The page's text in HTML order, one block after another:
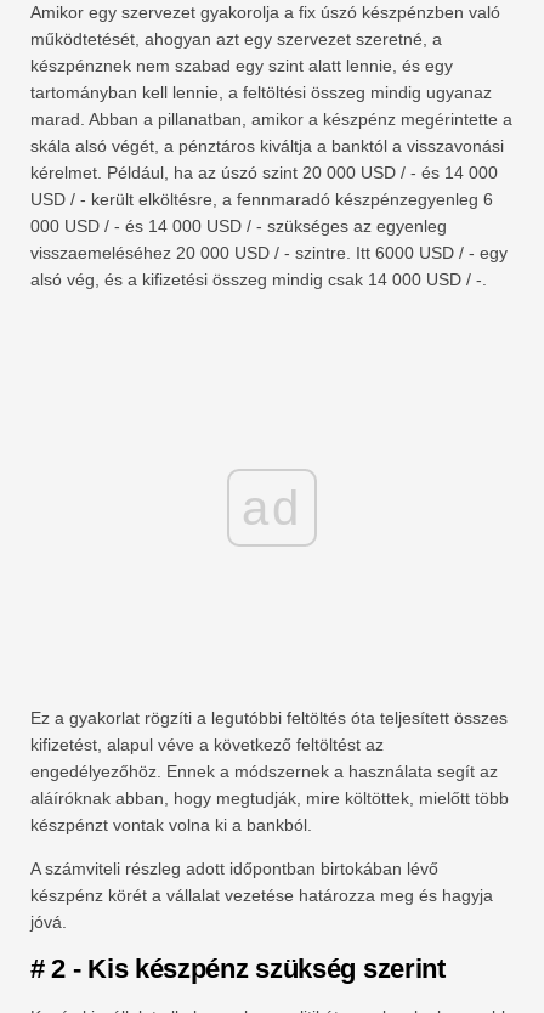
Amikor egy szervezet gyakorolja a fix úszó készpénzben való
működtetését, ahogyan azt egy szervezet szeretné, a
készpénznek nem szabad egy szint alatt lennie, és egy
tartományban kell lennie, a feltöltési összeg mindig ugyanaz
marad. Abban a pillanatban, amikor a készpénz megérintette a
skála alsó végét, a pénztáros kiváltja a banktól a visszavonási
kérelmet. Például, ha az úszó szint 20 000 USD / - és 14 000
USD / - került elköltésre, a fennmaradó készpénzegyenleg 6
000 USD / - és 14 000 USD / - szükséges az egyenleg
visszaemeléséhez 20 000 USD / - szintre. Itt 6000 USD / - egy
alsó vég, és a kifizetési összeg mindig csak 14 000 USD / -.
ad
Ez a gyakorlat rögzíti a legutóbbi feltöltés óta teljesített összes
kifizetést, alapul véve a következő feltöltést az
engedélyezőhöz. Ennek a módszernek a használata segít az
aláíróknak abban, hogy megtudják, mire költöttek, mielőtt több
készpénzt vontak volna ki a bankból.
A számviteli részleg adott időpontban birtokában lévő
készpénz körét a vállalat vezetése határozza meg és hagyja
jóvá.
# 2 - Kis készpénz szükség szerint